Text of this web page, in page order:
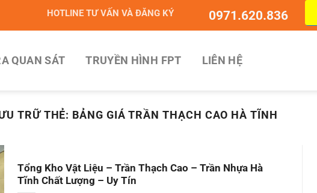
HOTLINE TƯ VẤN VÀ ĐĂNG KÝ 0971.620.836
QUAN SÁT TRUYỀN HÌNH FPT LIÊN HỆ
TRỮ THẺ: BẢNG GIÁ TRẦN THẠCH CAO HÀ TĨNH
Tổng Kho Vật Liệu – Trần Thạch Cao – Trần Nhựa Hà
Tĩnh Chất Lượng – Uy Tín